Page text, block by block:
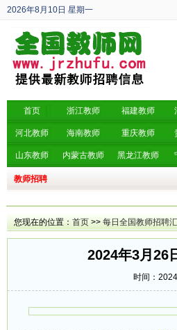
2026年8月10日 星期一
丙午年 六月廿八
首页 浙江教师 福建教师
河北教师 海南教师 重庆教师
山东教师 内蒙古教师 黑龙江教师
教师招聘
您现在的位置： 首页 >> 每日全国教师招聘
2024年3月26
时间：